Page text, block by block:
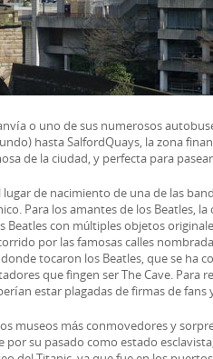
o uno de sus numerosos
hasta SalfordQuays, la zona
de la ciudad, y perfecta para
de nacimiento de una de las
Para los amantes de los Beatles,
con múltiples objetos
por las famosas calles
tocaron los Beatles, que se ha
que fingen ser The Cave. Para
estar plagadas de firmas de fans
museos más conmovedores y
su pasado como estado